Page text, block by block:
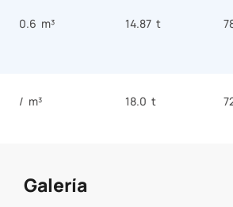
0.6 m³ 14.87 t
/ m³ 18.0 t
Galería